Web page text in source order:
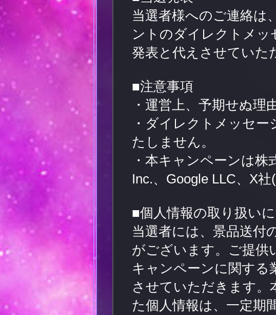
当選者様へのご連絡は
ントのダイレクトメッ
発表と代えさせていた
■注意事項
・運営上、予期せぬ理
・ダイレクトメッセ
たしません。
・本キャンペーンは
Inc.、Google LLC、X
■個人情報の取り扱い
当選者には、景品送付
がございます。ご提供
キャンペーンに関する
させていただきます。
た個人情報は、一定期